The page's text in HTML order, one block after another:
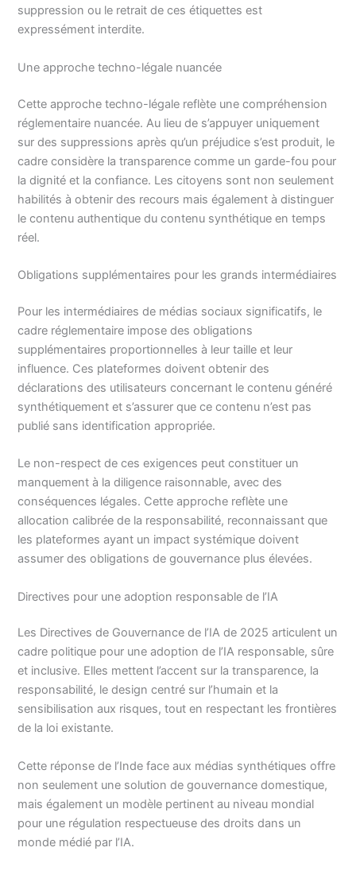
suppression ou le retrait de ces étiquettes est
expressément interdite.
Une approche techno-légale nuancée
Cette approche techno-légale reflète une compréhension
réglementaire nuancée. Au lieu de s’appuyer uniquement
sur des suppressions après qu’un préjudice s’est produit, le
cadre considère la transparence comme un garde-fou pour
la dignité et la confiance. Les citoyens sont non seulement
habilités à obtenir des recours mais également à distinguer
le contenu authentique du contenu synthétique en temps
réel.
Obligations supplémentaires pour les grands intermédiaires
Pour les intermédiaires de médias sociaux significatifs, le
cadre réglementaire impose des obligations
supplémentaires proportionnelles à leur taille et leur
influence. Ces plateformes doivent obtenir des
déclarations des utilisateurs concernant le contenu généré
synthétiquement et s’assurer que ce contenu n’est pas
publié sans identification appropriée.
Le non-respect de ces exigences peut constituer un
manquement à la diligence raisonnable, avec des
conséquences légales. Cette approche reflète une
allocation calibrée de la responsabilité, reconnaissant que
les plateformes ayant un impact systémique doivent
assumer des obligations de gouvernance plus élevées.
Directives pour une adoption responsable de l’IA
Les Directives de Gouvernance de l’IA de 2025 articulent un
cadre politique pour une adoption de l’IA responsable, sûre
et inclusive. Elles mettent l’accent sur la transparence, la
responsabilité, le design centré sur l’humain et la
sensibilisation aux risques, tout en respectant les frontières
de la loi existante.
Cette réponse de l’Inde face aux médias synthétiques offre
non seulement une solution de gouvernance domestique,
mais également un modèle pertinent au niveau mondial
pour une régulation respectueuse des droits dans un
monde médié par l’IA.